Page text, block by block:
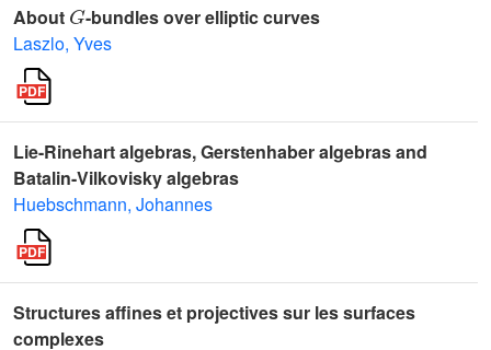
About
-bundles over elliptic curves
Laszlo, Yves
Lie-Rinehart algebras, Gerstenhaber algebras and
Batalin-Vilkovisky algebras
Huebschmann, Johannes
Structures affines et projectives sur les surfaces
complexes